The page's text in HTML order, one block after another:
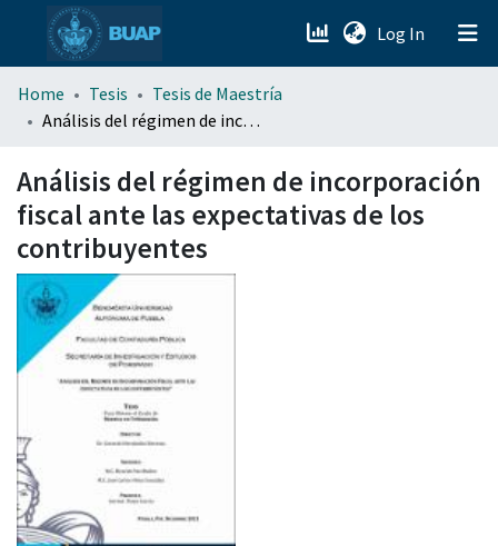
Log In (current)
menu.section.about_menu
Home Tesis
Tesis de Maestría
Análisis del régimen de incorporación fiscal ante las expectativas de los contribuyentes
Análisis del régimen de incorporación
fiscal ante las expectativas de los
contribuyentes